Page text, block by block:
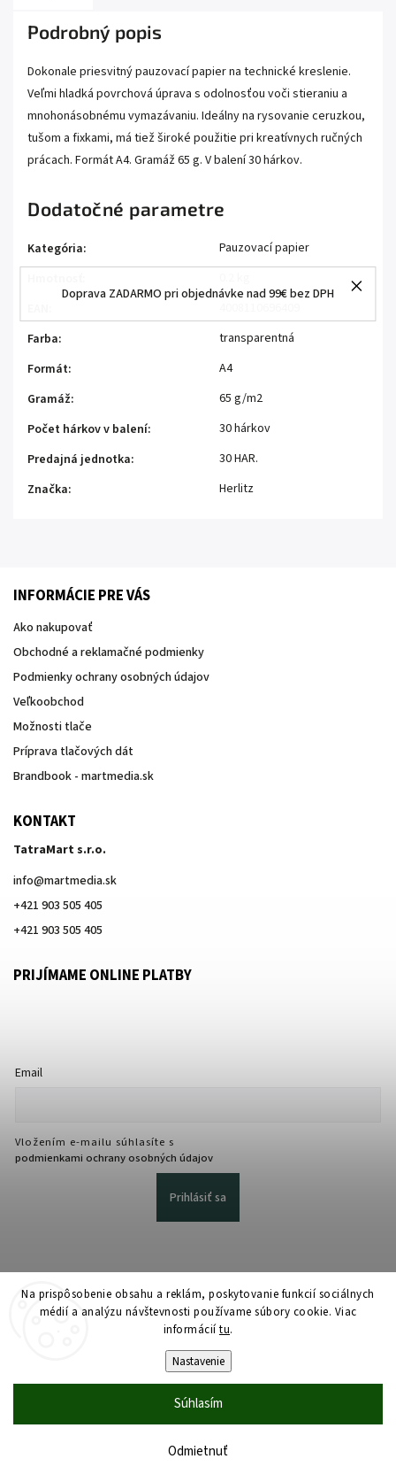
Na prispôsobenie obsahu a reklám, poskytovanie funkcií sociálnych
médií a analýzu návštevnosti používame súbory cookie. Viac
informáciítu.
Nastavenie
Odmietnuť
Súhlasím
Doprava ZADARMO pri objednávke nad 99€ bez DPH
Podrobný popis
Dokonale priesvitný pauzovací papier na technické kreslenie.
Veľmi hladká povrchová úprava s odolnosťou voči stieraniu a
mnohonásobnému vymazávaniu. Ideálny na rysovanie ceruzkou,
tušom a fixkami, má tiež široké použitie pri kreatívnych ručných
prácach. Formát A4. Gramáž 65 g. V balení 30 hárkov.
Dodatočné parametre
Kategória:
Pauzovací papier
Farba:
transparentná
Formát:
A4
Gramáž:
65 g/m2
Počet hárkov v balení:
30 hárkov
Predajná jednotka:
30 HAR.
Značka: Herlitz
INFORMÁCIE PRE VÁS
Ako nakupovať
Obchodné a reklamačné podmienky
Podmienky ochrany osobných údajov
Veľkoobchod
Možnosti tlače
Príprava tlačových dát
Brandbook - martmedia.sk
KONTAKT
TatraMart s.r.o.
info@martmedia.sk
+421 903 505 405
+421 903 505 405
PRIJÍMAME ONLINE PLATBY
Email
Vložením e-mailu súhlasíte s
podmienkami ochrany osobných údajov
Prihlásiť sa
Upraviť nastavenie cookies